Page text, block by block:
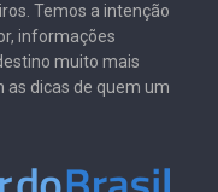
Temos a intenção
informações
muito mais
as dicas de quem um